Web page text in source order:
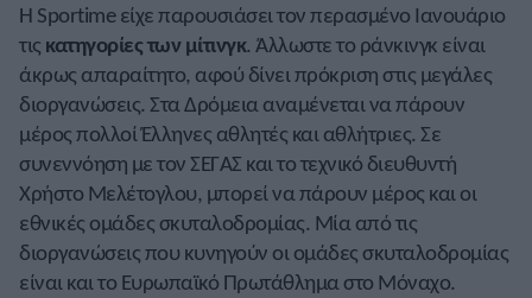
Η Sportime είχε παρουσιάσει τον περασμένο Ιανουάριο
τις κατηγορίες των μίτινγκ. Άλλωστε το ράνκινγκ είναι
άκρως απαραίτητο, αφού δίνει πρόκριση στις μεγάλες
διοργανώσεις. Στα Δρόμεια αναμένεται να πάρουν
μέρος πολλοί Έλληνες αθλητές και αθλήτριες. Σε
συνεννόηση με τον ΣΕΓΑΣ και το τεχνικό διευθυντή
Χρήστο Μελέτογλου, μπορεί να πάρουν μέρος και οι
εθνικές ομάδες σκυταλοδρομίας. Μία από τις
διοργανώσεις που κυνηγούν οι ομάδες σκυταλοδρομίας
είναι και το Ευρωπαϊκό Πρωτάθλημα στο Μόναχο.